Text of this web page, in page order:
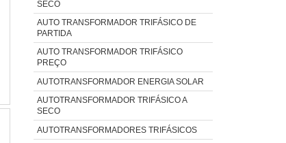
SECO
AUTO TRANSFORMADOR TRIFÁSICO DE
PARTIDA
AUTO TRANSFORMADOR TRIFÁSICO
PREÇO
AUTOTRANSFORMADOR ENERGIA SOLAR
AUTOTRANSFORMADOR TRIFÁSICO A
SECO
AUTOTRANSFORMADORES TRIFÁSICOS